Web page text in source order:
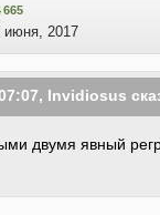
665
июня, 2017
Invidiosus
двумя явный